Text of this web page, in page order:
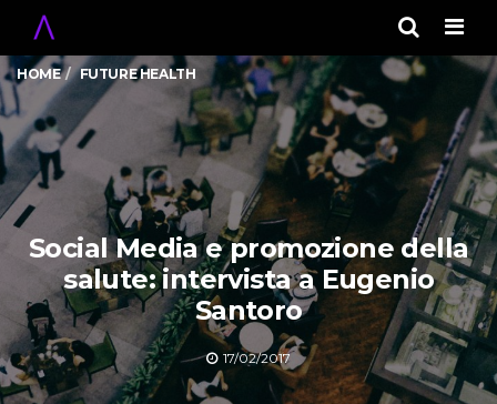
HOME FUTURE HEALTH
Social Media e promozione della
salute: intervista a Eugenio
Santoro
17/02/2017